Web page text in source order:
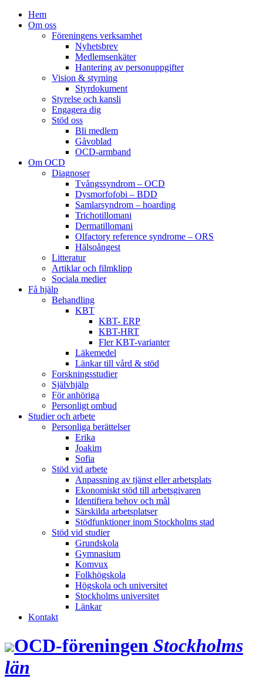
Hem
Om oss
Föreningens verksamhet
Nyhetsbrev
Medlemsenkäter
Hantering av personuppgifter
Vision & styrning
Styrdokument
Styrelse och kansli
Engagera dig
Stöd oss
Bli medlem
Gåvoblad
OCD-armband
Om OCD
Diagnoser
Tvångssyndrom – OCD
Dysmorfofobi – BDD
Samlarsyndrom – hoarding
Trichotillomani
Dermatillomani
Olfactory reference syndrome – ORS
Hälsoångest
Litteratur
Artiklar och filmklipp
Sociala medier
Få hjälp
Behandling
KBT
KBT- ERP
KBT-HRT
Fler KBT-varianter
Läkemedel
Länkar till vård & stöd
Forskningsstudier
Självhjälp
För anhöriga
Personligt ombud
Studier och arbete
Personliga berättelser
Erika
Joakim
Sofia
Stöd vid arbete
Anpassning av tjänst eller arbetsplats
Ekonomiskt stöd till arbetsgivaren
Identifiera behov och mål
Särskilda arbetsplatser
Stödfunktioner inom Stockholms stad
Stöd vid studier
Grundskola
Gymnasium
Komvux
Folkhögskola
Högskola och universitet
Stockholms universitet
Länkar
Kontakt
OCD‑föreningen Stockholms
län